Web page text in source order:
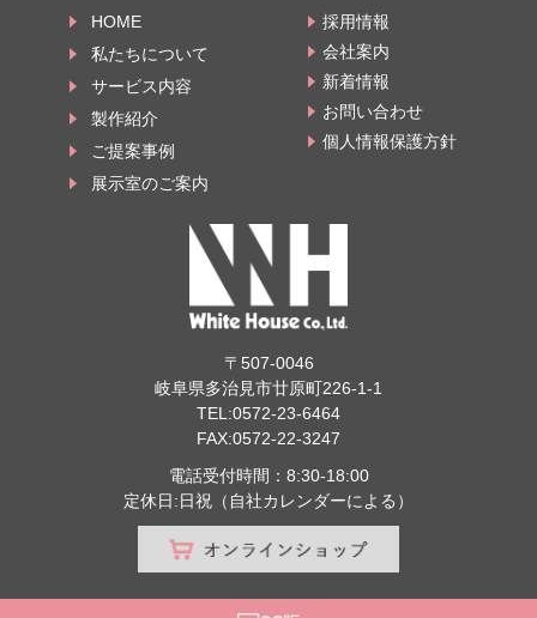
HOME
私たちについて
サービス内容
製作紹介
ご提案事例
展示室のご案内
採用情報
会社案内
新着情報
お問い合わせ
個人情報保護方針
〒507-0046
岐阜県多治見市廿原町226-1-1
TEL:0572-23-6464
FAX:0572-22-3247
電話受付時間：8:30-18:00
定休日:日祝（自社カレンダーによる）